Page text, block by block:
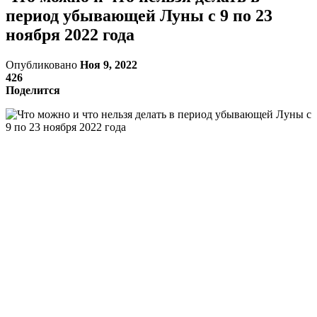
период убывающей Луны с 9 по 23
ноября 2022 года
Опубликовано Ноя 9, 2022
426
Поделится